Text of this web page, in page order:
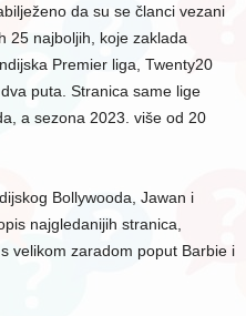
da su se članci vezani
25 najboljih, koje zaklada
Premier liga, Twenty20
puta. Stranica same lige
a sezona 2023. više od 20
Bollywooda, Jawan i
najgledanijih stranica,
velikom zaradom poput Barbie i